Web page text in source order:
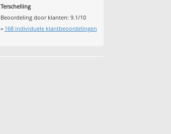
Terschelling
Beoordeling door klanten: 9.1/10
» 168individuele klantbeoordelingen